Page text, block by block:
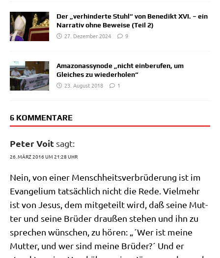
Der „verhinderte Stuhl“ von Benedikt XVI. – ein
Narrativ ohne Beweise (Teil 2)
27. Dezember 2024
9
Amazonassynode „nicht einberufen, um
Gleiches zu wiederholen“
23. August 2018
1
6 KOMMENTARE
Peter Voit sagt:
26. MÄRZ 2016 UM 21:28 UHR
Nein, von einer Mensch­heits­ver­brü­de­rung ist im
Evan­ge­li­um tat­säch­lich nicht die Rede. Viel­mehr
ist von Jesus, dem mit­ge­teilt wird, daß sei­ne Mut­
ter und sei­ne Brü­der drau­ßen ste­hen und ihn zu
spre­chen wün­schen, zu hören: „´Wer ist mei­ne
Mut­ter, und wer sind mei­ne Brü­der?´ Und er